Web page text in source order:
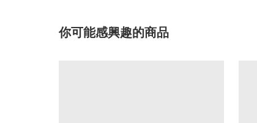
你可能感興趣的商品